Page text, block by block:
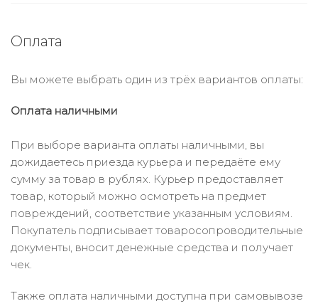
Оплата
Вы можете выбрать один из трёх вариантов оплаты:
Оплата наличными
При выборе варианта оплаты наличными, вы
дожидаетесь приезда курьера и передаёте ему
сумму за товар в рублях. Курьер предоставляет
товар, который можно осмотреть на предмет
повреждений, соответствие указанным условиям.
Покупатель подписывает товаросопроводительные
документы, вносит денежные средства и получает
чек.
Также оплата наличными доступна при самовывозе